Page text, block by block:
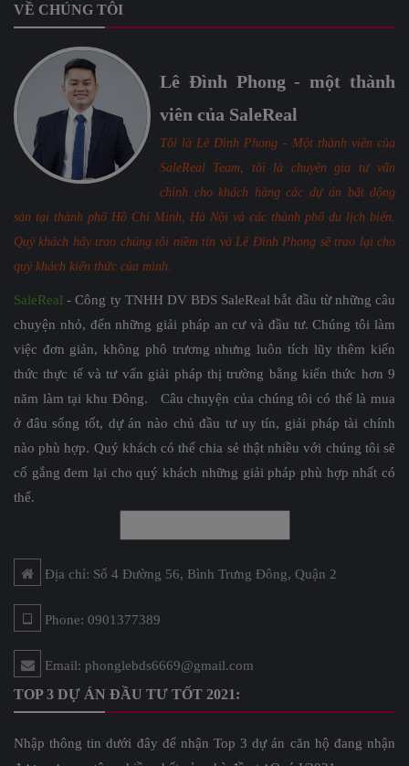
VỀ CHÚNG TÔI
Lê Đình Phong - một thành
viên của SaleReal
Tôi là Lê Đình Phong - Một thành viên của
SaleReal Team, tôi là chuyên gia tư vấn
chính cho khách hàng các dự án bất động
sản tại thành phố Hồ Chí Minh, Hà Nội và các thành phố du lịch biển.
Quý khách hãy trao chúng tôi niềm tin và Lê Đình Phong sẽ trao lại cho
quý khách kiến thức của mình.
SaleReal - Công ty TNHH DV BĐS SaleReal bắt đầu từ những câu
chuyện nhỏ, đến những giải pháp an cư và đầu tư. Chúng tôi làm
việc đơn giản, không phô trương nhưng luôn tích lũy thêm kiến
thức thực tế và tư vấn giải pháp thị trường bằng kiến thức hơn 9
năm làm tại khu Đông. Câu chuyện của chúng tôi có thể là mua
ở đâu sống tốt, dự án nào chủ đầu tư uy tín, giải pháp tài chính
nào phù hợp. Quý khách có thể chia sẻ thật nhiều với chúng tôi sẽ
cố gắng đem lại cho quý khách những giải pháp phù hợp nhất có
thể.
Địa chỉ: Số 4 Đường 56, Bình Trưng Đông, Quận 2
Phone: 0901377389
Email: phonglebds6669@gmail.com
TOP 3 DỰ ÁN ĐẦU TƯ TỐT 2021:
Nhập thông tin dưới đây để nhận Top 3 dự án căn hộ đang nhận